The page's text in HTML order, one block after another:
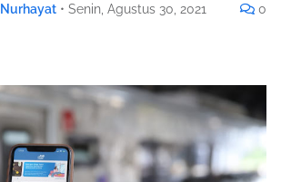
• Senin, Agustus 30, 2021 0